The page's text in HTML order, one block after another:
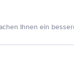
Ihnen ein